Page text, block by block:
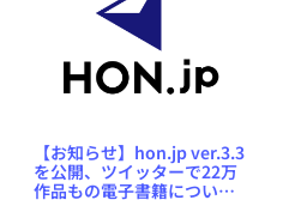
【お知らせ】hon.jp ver.3.3
を公開、ツイッターで22万
作品もの電子書籍について